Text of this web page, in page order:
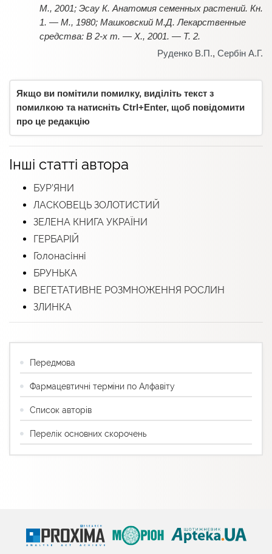
М., 2001; Эсау К. Анатомия семенных растений. Кн.
1. — М., 1980; Машковский М.Д. Лекарственные
средства: В 2-х т. — Х., 2001. — Т. 2.
Руденко В.П., Сербін А.Г.
Якщо ви помітили помилку, виділіть текст з
помилкою та натисніть Ctrl+Enter, щоб повідомити
про це редакцію
Інші статті автора
БУР’ЯНИ
ЛАСКОВЕЦЬ ЗОЛОТИСТИЙ
ЗЕЛЕНА КНИГА УКРАЇНИ
ГЕРБАРІЙ
Голонасінні
БРУНЬКА
ВЕГЕТАТИВНЕ РОЗМНОЖЕННЯ РОСЛИН
ЗЛИНКА
Передмова
Фармацевтичні терміни по Алфавіту
Список авторів
Перелік основних скорочень